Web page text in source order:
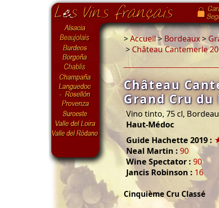
>Accueil>Bordeaux>
> Château Cantemerle
Château
Grand Cru
Vino tinto, 75 cl,
Haut-Médoc
Guide Hachette 2019 :
Neal Martin : 90
Wine Spectator : 90
Jancis Robinson : 16
Cinquième Cru Classé